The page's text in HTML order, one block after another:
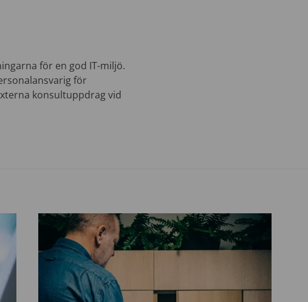
för en god IT-miljö.
för
konsultuppdrag vid